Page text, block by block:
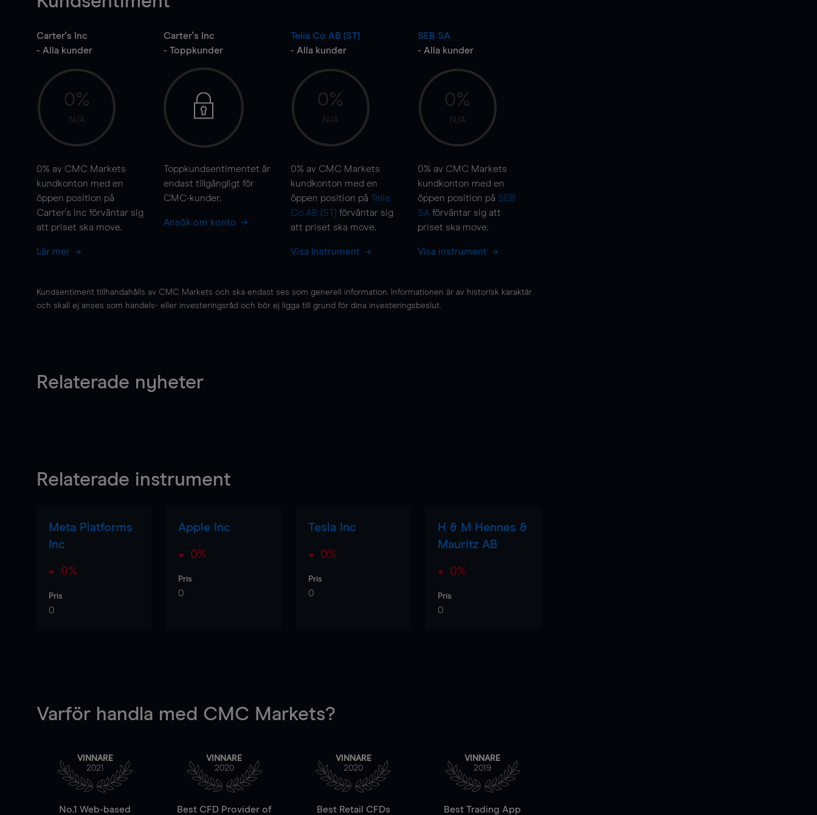
Carter's Inc
- Alla kunder
0%
N/A
0% av CMC Markets
kundkonton med en
öppen position på
Carter's Inc förväntar sig
att priset ska move.
Lär mer
Carter's Inc
- Toppkunder
Toppkundsentimentet är
endast tillgängligt för
CMC-kunder.
Ansök om konto
Telia Co AB (ST)
- Alla kunder
0%
N/A
0% av CMC Markets
kundkonton med en
öppen position på Telia
Co AB (ST) förväntar sig
att priset ska move.
Visa instrument
SEB SA
- Alla kunder
0%
N/A
0% av CMC Markets
kundkonton med en
öppen position på SEB
SA förväntar sig att
priset ska move.
Visa instrument
Kundsentiment tillhandahålls av CMC Markets och ska endast ses som generell information. Informationen är av historisk karaktär
och skall ej anses som handels- eller investeringsråd och bör ej ligga till grund för dina investeringsbeslut.
Relaterade nyheter
Relaterade instrument
Meta Platforms
Inc
0%
Pris
0
Apple Inc
0%
Pris
0
Tesla Inc
0%
Pris
0
H & M Hennes &
Mauritz AB
0%
Pris
0
Varför handla med CMC Markets?
VINNARE
2021
No.1 Web-based
VINNARE
2020
Best CFD Provider of
VINNARE
2020
Best Retail CFDs
VINNARE
2019
Best Trading App